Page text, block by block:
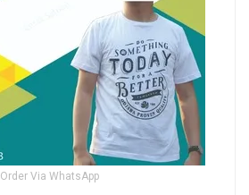
Order Via WhatsApp